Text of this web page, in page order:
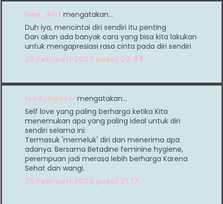
Dee_Arif mengatakan…
Duh iya, mencintai diri sendiri itu penting
Dan akan ada banyak cara yang bisa kita lakukan
untuk mengapresiasi rasa cinta pada diri sendiri
25 Februari 2023 pukul 20.49
lendyagassi mengatakan…
Self love yang paling berharga ketika Kita
menemukan apa yang paling ideal untuk diri
sendiri selama ini.
Termasuk 'memeluk' diri dan menerima apa
adanya. Bersama Betadine feminine hygiene,
perempuan jadi merasa lebih berharga Karena
Sehat dan wangi.
25 Februari 2023 pukul 21.17